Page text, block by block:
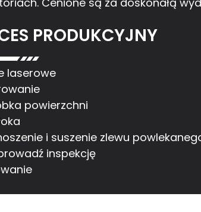
PRODUKCYJNY
laserowe
powierzchni
i suszenie zlewu
inspekcję